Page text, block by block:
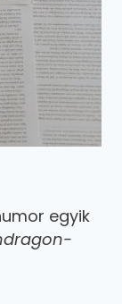
egyik